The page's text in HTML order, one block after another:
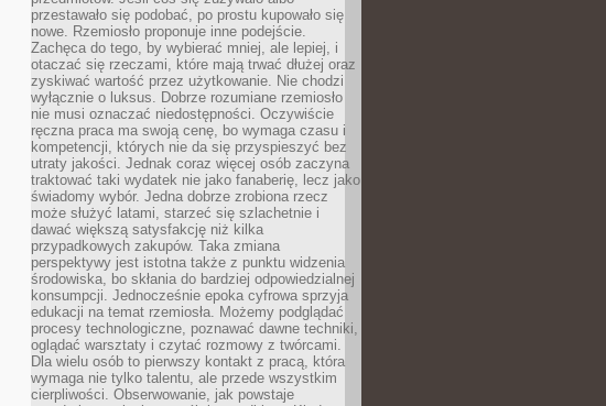
przestawało się podobać, po prostu kupowało się
nowe. Rzemiosło proponuje inne podejście.
Zachęca do tego, by wybierać mniej, ale lepiej, i
otaczać się rzeczami, które mają trwać dłużej oraz
zyskiwać wartość przez użytkowanie. Nie chodzi
wyłącznie o luksus. Dobrze rozumiane rzemiosło
nie musi oznaczać niedostępności. Oczywiście
ręczna praca ma swoją cenę, bo wymaga czasu i
kompetencji, których nie da się przyspieszyć bez
utraty jakości. Jednak coraz więcej osób zaczyna
traktować taki wydatek nie jako fanaberię, lecz jako
świadomy wybór. Jedna dobrze zrobiona rzecz
może służyć latami, starzeć się szlachetnie i
dawać większą satysfakcję niż kilka
przypadkowych zakupów. Taka zmiana
perspektywy jest istotna także z punktu widzenia
środowiska, bo skłania do bardziej odpowiedzialnej
konsumpcji. Jednocześnie epoka cyfrowa sprzyja
edukacji na temat rzemiosła. Możemy podglądać
procesy technologiczne, poznawać dawne techniki,
oglądać warsztaty i czytać rozmowy z twórcami.
Dla wielu osób to pierwszy kontakt z pracą, która
wymaga nie tylko talentu, ale przede wszystkim
cierpliwości. Obserwowanie, jak powstaje